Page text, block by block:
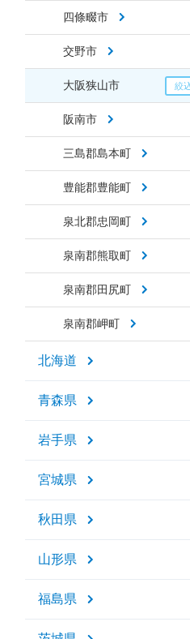
四條畷市
交野市
大阪狭山市
阪南市
三島郡島本町
豊能郡豊能町
泉北郡忠岡町
泉南郡熊取町
泉南郡田尻町
泉南郡岬町
北海道
青森県
岩手県
宮城県
秋田県
山形県
福島県